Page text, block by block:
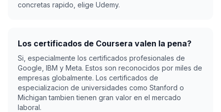
concretas rapido, elige Udemy.
Los certificados de Coursera valen la pena?
Si, especialmente los certificados profesionales de
Google, IBM y Meta. Estos son reconocidos por miles de
empresas globalmente. Los certificados de
especializacion de universidades como Stanford o
Michigan tambien tienen gran valor en el mercado
laboral.